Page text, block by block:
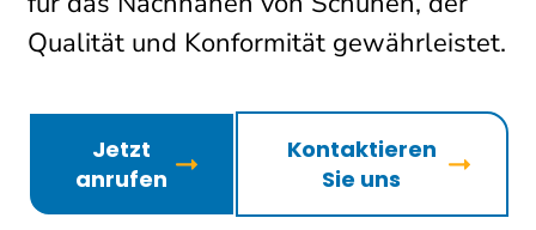
Qualität und Konformität gewährleistet.
Jetzt
anrufen
Kontaktieren
Sie uns